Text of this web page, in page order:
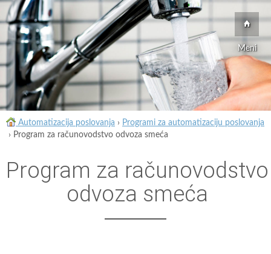
Meni
Automatizacija poslovanja › Programi za automatizaciju poslovanja
› Program za računovodstvo odvoza smeća
Program za računovodstvo
odvoza smeća